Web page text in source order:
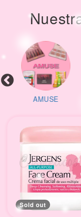
t
AMUSE
Sold out